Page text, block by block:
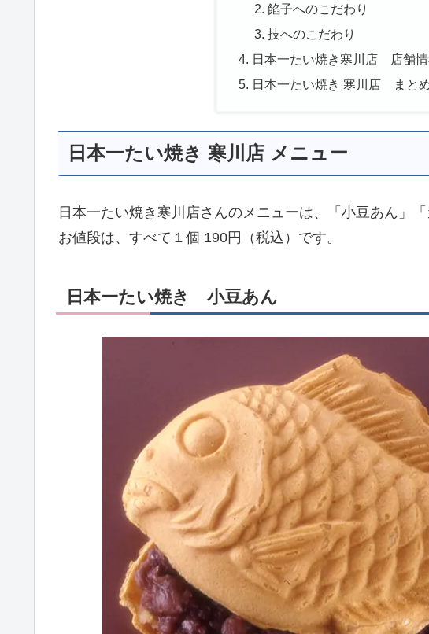
餡子へのこだわり
技へのこだわり
日本一たい焼き寒川店 店舗情
日本一たい焼き 寒川店 まと
日本一たい焼き 寒川店 メニュー
日本一たい焼き寒川店さんのメニューは、「小豆あん」
お値段は、すべて１個 190円（税込）です。
日本一たい焼き 小豆あん